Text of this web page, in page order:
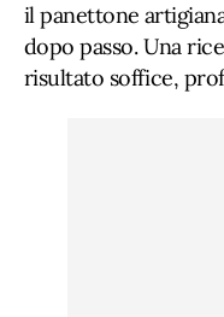
il panettone
dopo passo. Una
risultato soffice,